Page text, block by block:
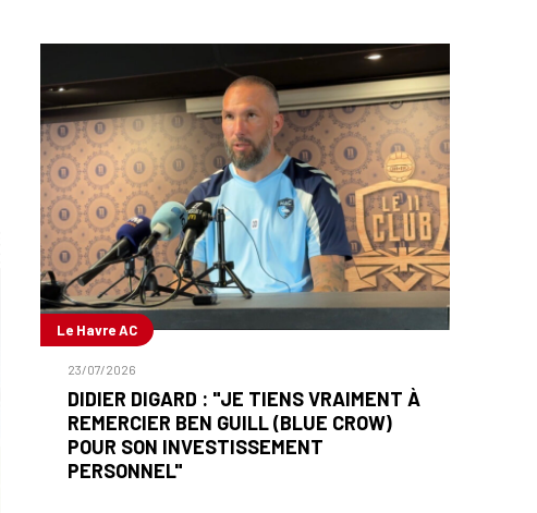
Le Havre AC
23/07/2026
DIDIER DIGARD : "JE TIENS VRAIMENT À
REMERCIER BEN GUILL (BLUE CROW)
POUR SON INVESTISSEMENT
PERSONNEL"